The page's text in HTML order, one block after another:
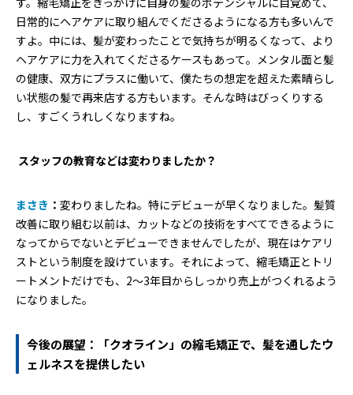
日常的にヘアケアに取り組んでくださるようになる方も多いんで
すよ。中には、髪が変わったことで気持ちが明るくなって、より
ヘアケアに力を入れてくださるケースもあって。メンタル面と髪
の健康、双方にプラスに働いて、僕たちの想定を超えた素晴らし
い状態の髪で再来店する方もいます。そんな時はびっくりする
し、すごくうれしくなりますね。
―― スタッフの教育などは変わりましたか？
まさき ： 変わりましたね。特にデビューが早くなりました。髪質
改善に取り組む以前は、カットなどの技術をすべてできるように
なってからでないとデビューできませんでしたが、現在はケアリ
ストという制度を設けています。それによって、縮毛矯正とトリ
ートメントだけでも、2〜3年目からしっかり売上がつくれるよう
になりました。
今後の展望：「クオライン」の縮毛矯正で、髪を通したウ
ェルネスを提供したい